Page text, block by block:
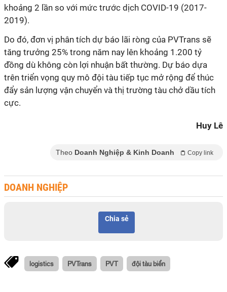
khoảng 2 lần so với mức trước dịch COVID-19 (2017-
2019).
Do đó, đơn vị phân tích dự báo lãi ròng của PVTrans sẽ
tăng trưởng 25% trong năm nay lên khoảng 1.200 tỷ
đồng dù không còn lợi nhuận bất thường. Dự báo dựa
trên triển vọng quy mô đội tàu tiếp tục mở rộng để thúc
đẩy sản lượng vận chuyển và thị trường tàu chở dầu tích
cực.
Huy Lê
Theo Doanh Nghiệp & Kinh Doanh Copy link
DOANH NGHIỆP
Chia sẻ
logistics PVTrans PVT đội tàu biển